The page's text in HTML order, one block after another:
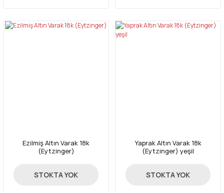
Ezilmiş Altın Varak 18k
(Eytzinger)
5.775,00 TL
STOKTA YOK
Yaprak Altın Varak 18k
(Eytzinger) yeşil
5.350,00 TL
STOKTA YOK